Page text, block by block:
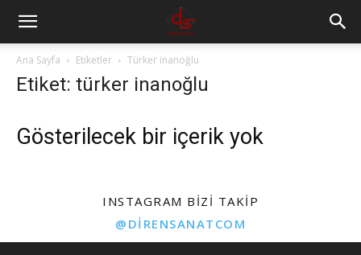
Ana Sayfa Etiketler Türker inanoğlu
Etiket: türker inanoğlu
Gösterilecek bir içerik yok
INSTAGRAM BIZI TAKIP
@DIRENSANATCOM